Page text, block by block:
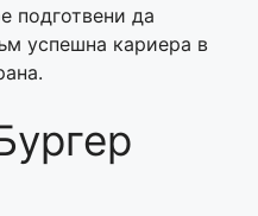
подготвени да
успешна кариера в